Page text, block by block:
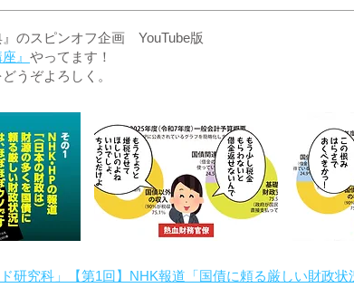
』のスピンオフ企画 YouTube版
』 やってます！
うぞよろしく。
研究科」【第1回】NHK報道「国債に頼る厳しい財政状